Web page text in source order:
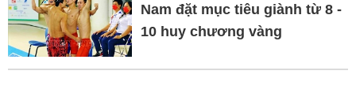
Nam đặt mục tiêu giành từ 8 -
10 huy chương vàng